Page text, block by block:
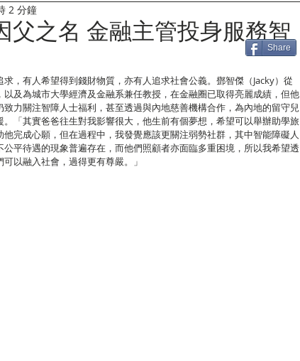
父之名 金融主管投身服務智
2 分鐘
，有人希望得到錢財物質，亦有人追求社會公義。鄧智傑（Jacky）從
以及為城市大學經濟及金融系兼任教授，在金融圈已取得亮麗成績，但他
致力關注智障人士福利，甚至透過與內地慈善機構合作，為內地的留守兒
。「其實爸爸往生對我影響很大，他生前有個夢想，希望可以舉辦助學旅
完成心願，但在過程中，我發覺應該更關注弱勢社群，其中智能障礙人
平待遇的現象普遍存在，而他們照顧者亦面臨多重困境，所以我希望透
以融入社會，過得更有尊嚴。」
Share